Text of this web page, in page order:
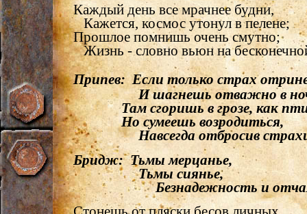
Каждый день все мрачнее будни,
Кажется, космос утонул в пелене;
Прошлое помнишь очень смутно;
Жизнь - словно вьюн на
Припев: Если только страх
И шагнешь отважно в
Там сгоришь в грозе, как
Но сумеешь возродиться,
Навсегда отбросив страхи
Бридж: Тьмы мерцанье,
Тьмы сиянье,
Безнадежность и